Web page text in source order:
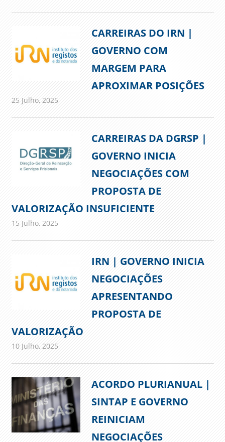
CARREIRAS DO IRN |
GOVERNO COM
MARGEM PARA
APROXIMAR POSIÇÕES
25 Julho, 2025
CARREIRAS DA DGRSP |
GOVERNO INICIA
NEGOCIAÇÕES COM
PROPOSTA DE
VALORIZAÇÃO INSUFICIENTE
15 Julho, 2025
IRN | GOVERNO INICIA
NEGOCIAÇÕES
APRESENTANDO
PROPOSTA DE
VALORIZAÇÃO
10 Julho, 2025admin
Comunicados
ACORDO PLURIANUAL |
SINTAP E GOVERNO
REINICIAM
NEGOCIAÇÕES